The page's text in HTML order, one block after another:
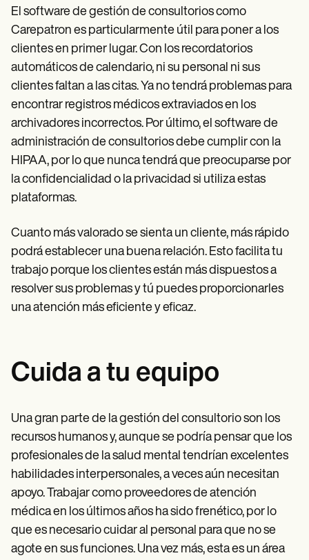
El software de gestión de consultorios como
Carepatron es particularmente útil para poner a los
clientes en primer lugar. Con los recordatorios
automáticos de calendario, ni su personal ni sus
clientes faltan a las citas. Ya no tendrá problemas para
encontrar registros médicos extraviados en los
archivadores incorrectos. Por último, el software de
administración de consultorios debe cumplir con la
HIPAA, por lo que nunca tendrá que preocuparse por
la confidencialidad o la privacidad si utiliza estas
plataformas.
Cuanto más valorado se sienta un cliente, más rápido
podrá establecer una buena relación. Esto facilita tu
trabajo porque los clientes están más dispuestos a
resolver sus problemas y tú puedes proporcionarles
una atención más eficiente y eficaz.
Cuida a tu equipo
Una gran parte de la gestión del consultorio son los
recursos humanos y, aunque se podría pensar que los
profesionales de la salud mental tendrían excelentes
habilidades interpersonales, a veces aún necesitan
apoyo. Trabajar como proveedores de atención
médica en los últimos años ha sido frenético, por lo
que es necesario cuidar al personal para que no se
agote en sus funciones. Una vez más, esta es un área